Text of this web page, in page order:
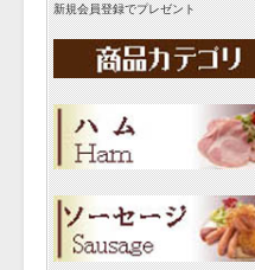
新規会員登録でプレゼント